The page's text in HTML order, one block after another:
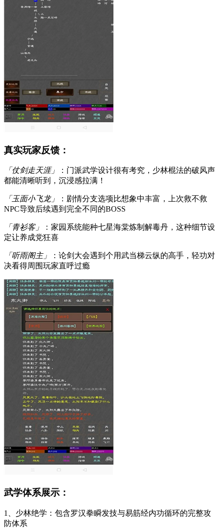
真实玩家反馈：
「仗剑走天涯」
：门派武学设计很有考究，少林棍法的破风声
都能清晰听到，沉浸感拉满！
「玉面小飞龙」
：剧情分支选项比想象中丰富，上次救不救
NPC导致后续遇到完全不同的BOSS
「青衫客」
：家园系统能种七星海棠炼制解毒丹，这种细节设
定让养成党狂喜
「听雨阁主」
：论剑大会遇到个用武当梯云纵的高手，轻功对
决看得周围玩家直呼过瘾
武学体系展示：
1、少林绝学：包含罗汉拳瞬发技与易筋经内功循环的完整攻
防体系